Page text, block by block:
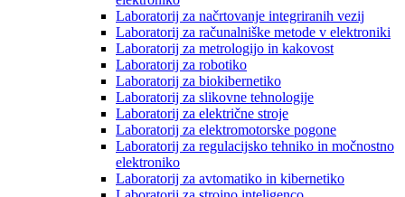
Laboratorij za načrtovanje integriranih vezij
Laboratorij za računalniške metode v elektroniki
Laboratorij za metrologijo in kakovost
Laboratorij za robotiko
Laboratorij za biokibernetiko
Laboratorij za slikovne tehnologije
Laboratorij za električne stroje
Laboratorij za elektromotorske pogone
Laboratorij za regulacijsko tehniko in močnostno
elektroniko
Laboratorij za avtomatiko in kibernetiko